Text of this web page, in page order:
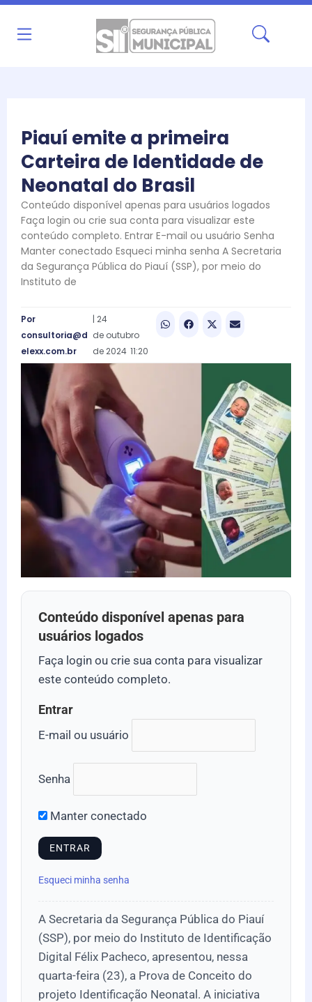
Ir
Piauí emite a primeira
Carteira de Identidade de
Neonatal do Brasil
Conteúdo disponível apenas para usuários logados
Faça login ou crie sua conta para visualizar este
conteúdo completo. Entrar E-mail ou usuário Senha
Manter conectado Esqueci minha senha A Secretaria
da Segurança Pública do Piauí (SSP), por meio do
Instituto de
Por
consultoria@d
elexx.com.br
| 24
de outubro
de 2024 11:20
Conteúdo disponível apenas para
usuários logados
Faça login ou crie sua conta para visualizar
este conteúdo completo.
Entrar
E-mail ou usuário
Senha
Manter conectado
Esqueci minha senha
A Secretaria da Segurança Pública do Piauí
(SSP), por meio do Instituto de Identificação
Digital Félix Pacheco, apresentou, nessa
quarta-feira (23), a Prova de Conceito do
projeto Identificação Neonatal. A iniciativa